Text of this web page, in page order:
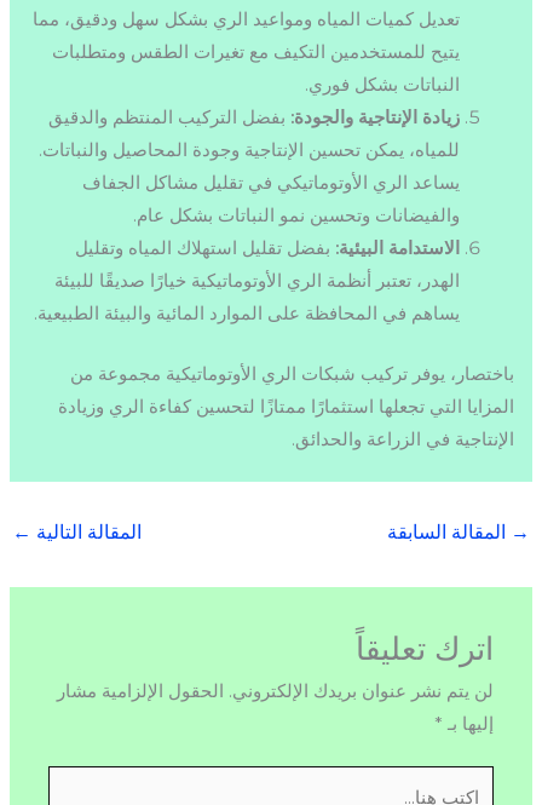
تعديل كميات المياه ومواعيد الري بشكل سهل ودقيق، مما
يتيح للمستخدمين التكيف مع تغيرات الطقس ومتطلبات
النباتات بشكل فوري.
زيادة الإنتاجية والجودة: بفضل التركيب المنتظم والدقيق
للمياه، يمكن تحسين الإنتاجية وجودة المحاصيل والنباتات.
يساعد الري الأوتوماتيكي في تقليل مشاكل الجفاف
والفيضانات وتحسين نمو النباتات بشكل عام.
الاستدامة البيئية: بفضل تقليل استهلاك المياه وتقليل
الهدر، تعتبر أنظمة الري الأوتوماتيكية خيارًا صديقًا للبيئة
يساهم في المحافظة على الموارد المائية والبيئة الطبيعية.
باختصار، يوفر تركيب شبكات الري الأوتوماتيكية مجموعة من
المزايا التي تجعلها استثمارًا ممتازًا لتحسين كفاءة الري وزيادة
الإنتاجية في الزراعة والحدائق.
→ المقالة السابقة المقالة التالية ←
اترك تعليقاً
لن يتم نشر عنوان بريدك الإلكتروني. الحقول الإلزامية مشار
إليها بـ *